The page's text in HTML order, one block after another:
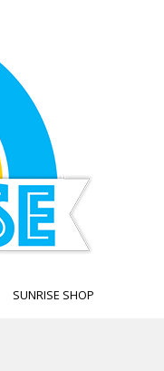
SUNRISE SHOP